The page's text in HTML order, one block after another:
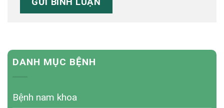
DANH MỤC BỆNH
Bệnh nam khoa